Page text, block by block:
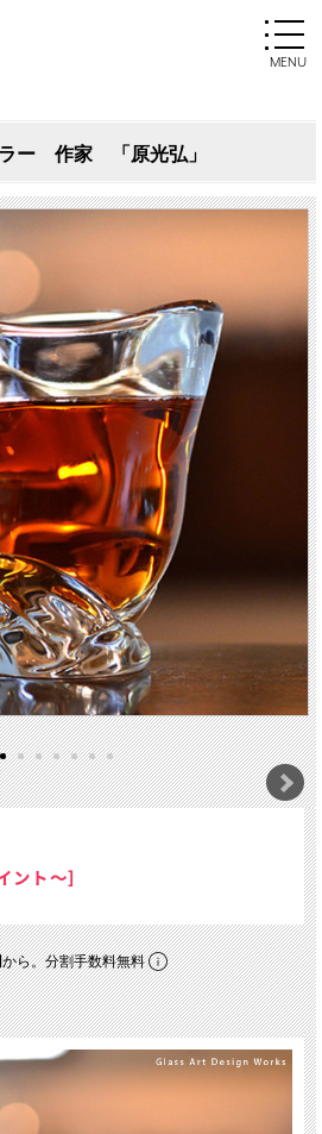
ー 作家 「原光弘」
ント～]
から。分割手数料無料